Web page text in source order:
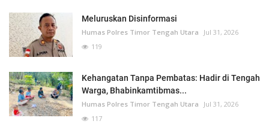
Meluruskan Disinformasi
Humas Polres Timor Tengah Utara
Jul 31, 2026
119
Kehangatan Tanpa Pembatas: Hadir di Tengah
Warga, Bhabinkamtibmas...
Humas Polres Timor Tengah Utara
Jul 31, 2026
117